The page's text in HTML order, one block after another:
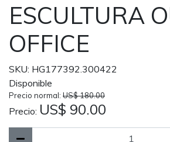
ESCULTURA
OFFICE
SKU: HG177392.300422
Disponible
Precio normal: US$ 180.00
Precio: US$ 90.00